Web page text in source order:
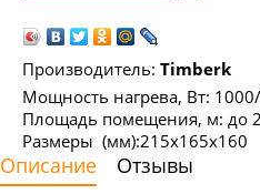
Производитель: Timberk
Мощность нагрева, Вт:
Площадь помещения, м: до
Размеры (мм):215х165х160
Описание Отзывы